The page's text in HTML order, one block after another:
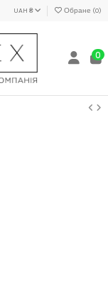
UAH ₴ Обране (0)
0